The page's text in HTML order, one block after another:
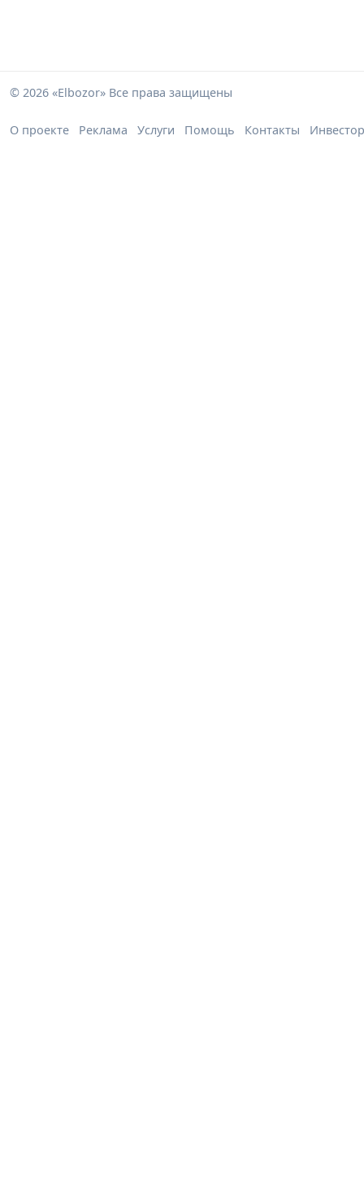
© 2026 «Elbozor» Все права защищены
О проекте Реклама Услуги Помощь Контакты